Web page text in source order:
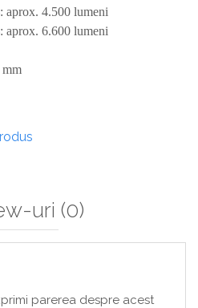
aprox. 4.500 lumeni
aprox. 6.600 lumeni
uri (0)
parerea despre acest